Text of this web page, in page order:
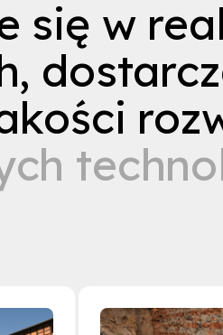
się w real
, dostarcz
kości roz
ch techno